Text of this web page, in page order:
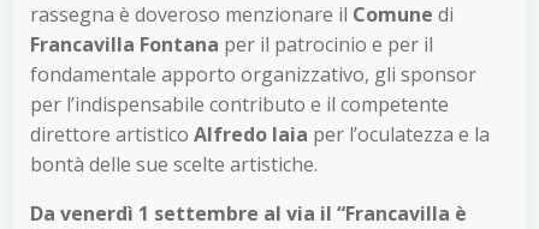
rassegna è doveroso menzionare il Comune di
Francavilla Fontana per il patrocinio e per il
fondamentale apporto organizzativo, gli sponsor
per l’indispensabile contributo e il competente
direttore artistico Alfredo Iaia per l’oculatezza e la
bontà delle sue scelte artistiche.
Da venerdì 1 settembre al via il “Francavilla è